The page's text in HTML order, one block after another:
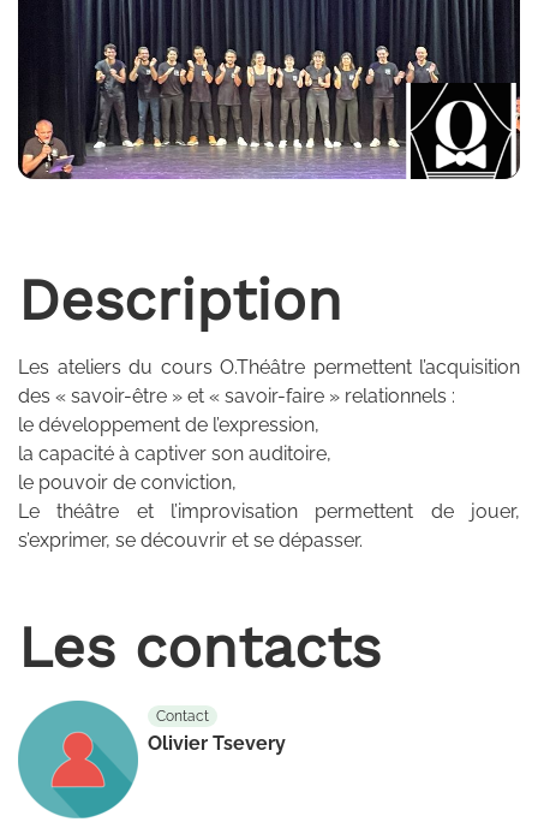
Description
Les ateliers du cours O.Théâtre permettent l’acquisition
des « savoir-être » et « savoir-faire » relationnels :
le développement de l’expression,
la capacité à captiver son auditoire,
le pouvoir de conviction,
Le théâtre et l’improvisation permettent de jouer,
s’exprimer, se découvrir et se dépasser.
Les contacts
Contact
Olivier Tsevery